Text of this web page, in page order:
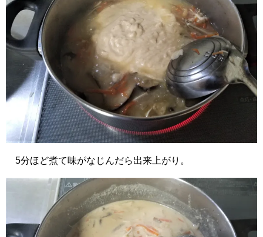
5分ほど煮て味がなじんだら出来上がり。